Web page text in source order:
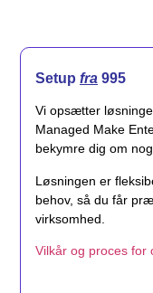
Setup fra 995
Vi opsætter
Managed Make
bekymre dig om
Løsningen er
behov, så du får
virksomhed.
Vilkår og proces for